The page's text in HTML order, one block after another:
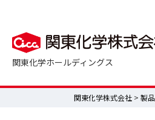
関東化学ホールディングス
関東化学株式会社 > 製